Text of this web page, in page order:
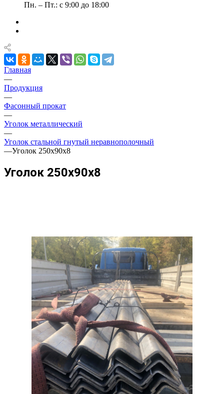
Пн. – Пт.: с 9:00 до 18:00
Главная
—
Продукция
—
Фасонный прокат
—
Уголок металлический
—
Уголок стальной гнутый неравнополочный
—Уголок 250х90х8
Уголок 250х90х8